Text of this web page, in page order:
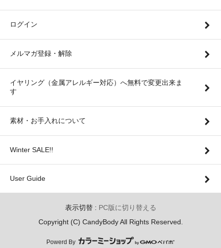
ログイン
メルマガ登録・解除
イヤリング（金属アレルギー対応）へ無料で変更出来ま
す
素材・お手入れについて
Winter SALE!!
User Guide
表示切替 : PC版に切り替える
Copyright (C) CandyBody All Rights Reserved.
Powerd By